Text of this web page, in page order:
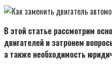
В этой статье рассмотрим
двигателей и затронем
а также необходимость